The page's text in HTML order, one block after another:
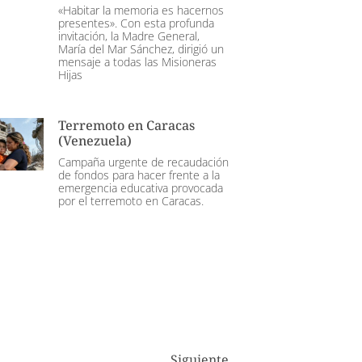
«Habitar la memoria es hacernos
presentes». Con esta profunda
invitación, la Madre General,
María del Mar Sánchez, dirigió un
mensaje a todas las Misioneras
Hijas
Terremoto en Caracas
(Venezuela)
Campaña urgente de recaudación
de fondos para hacer frente a la
emergencia educativa provocada
por el terremoto en Caracas.